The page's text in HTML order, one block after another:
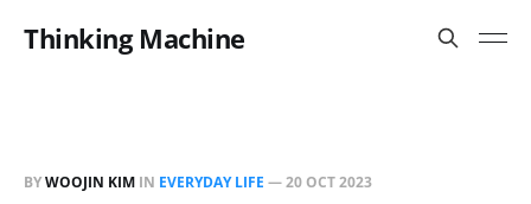
Thinking Machine
BYWOOJIN KIM IN EVERYDAY LIFE —20 OCT 2023